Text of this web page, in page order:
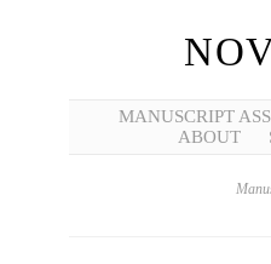
MANUSCRIPT
ABOUT